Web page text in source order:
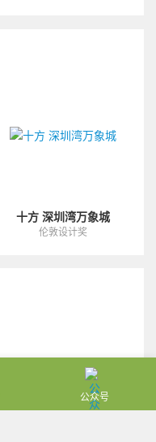
十方 深圳湾万象城
伦敦设计奖
公众号